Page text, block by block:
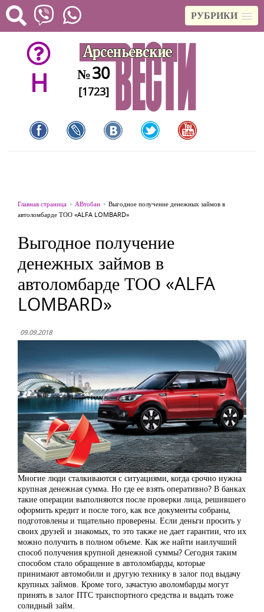
РУБРИКИ
H №30
[1723]
Главная страница АВтобан
Выгодное получение денежных займов в
автоломбарде ТОО «ALFA LOMBARD»
Выгодное получение
денежных займов в
автоломбарде ТОО «ALFA
LOMBARD»
09.09.2018
Многие люди сталкиваются с ситуациями, когда срочно нужна
крупная денежная сумма. Но где ее взять оперативно? В банках
такие операции выполняются после проверки лица, решившего
оформить кредит и после того, как все документы собраны,
подготовлены и тщательно проверены. Если деньги просить у
своих друзей и знакомых, то это также не дает гарантии, что их
можно получить в полном объеме. Как же найти наилучший
способ получения крупной денежной суммы? Сегодня таким
способом стало обращение в автоломбарды, которые
принимают автомобили и другую технику в залог под выдачу
крупных займов. Кроме того, зачастую аволомбарды могут
принять в залог ПТС транспортного средства и выдать тоже
солидный займ.